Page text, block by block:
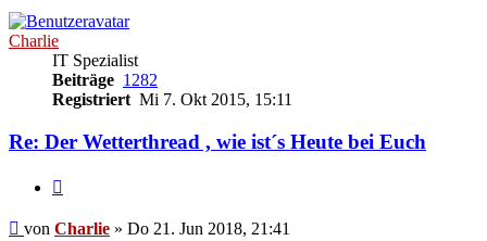
Charlie
IT Spezialist
Beiträge 1282
Registriert Mi 7. Okt 2015, 15:11
Re: Der Wetterthread , wie ist´s Heute bei Euch
Beitrag
von Charlie » Do 21. Jun 2018, 21:41